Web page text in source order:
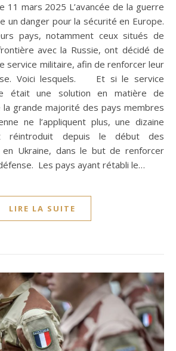
un danger pour la sécurité en Europe.
pays, notamment ceux situés de
avec la Russie, ont décidé de
service militaire, afin de renforcer leur
Voici lesquels. Et si le service
était une solution en matière de
la grande majorité des pays membres
ne l’appliquent plus, une dizaine
réintroduit depuis le début des
en Ukraine, dans le but de renforcer
Les pays ayant rétabli le…
LIRE LA SUITE